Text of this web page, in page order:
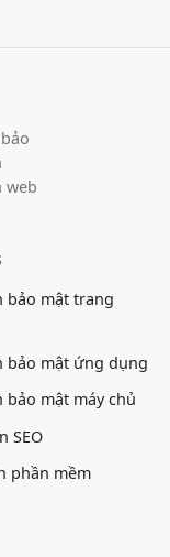
web
bảo mật trang
bảo mật ứng dụng
bảo mật máy chủ
SEO
phần mềm